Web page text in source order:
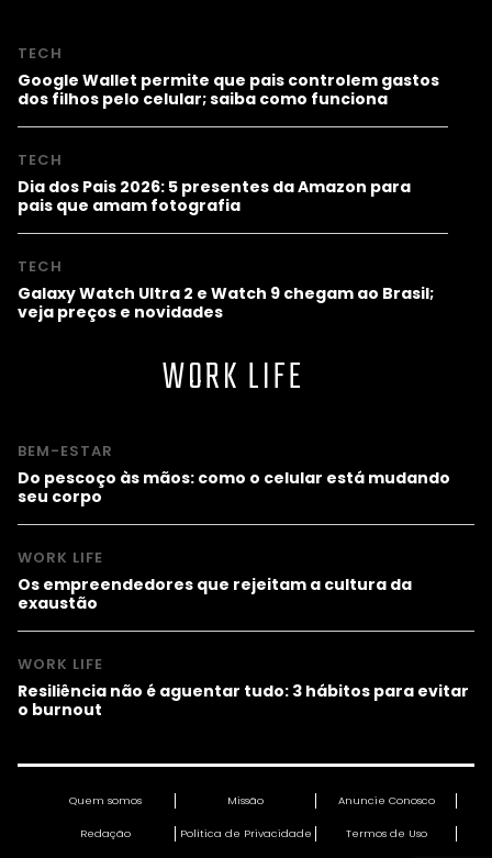
TECH
Google Wallet permite que pais controlem gastos
dos filhos pelo celular; saiba como funciona
TECH
Dia dos Pais 2026: 5 presentes da Amazon para
pais que amam fotografia
TECH
Galaxy Watch Ultra 2 e Watch 9 chegam ao Brasil;
veja preços e novidades
WORK LIFE
BEM-ESTAR
Do pescoço às mãos: como o celular está mudando
seu corpo
WORK LIFE
Os empreendedores que rejeitam a cultura da
exaustão
WORK LIFE
Resiliência não é aguentar tudo: 3 hábitos para evitar
o burnout
Quem somos Missão Anuncie Conosco
Redação Política de Privacidade Termos de Uso